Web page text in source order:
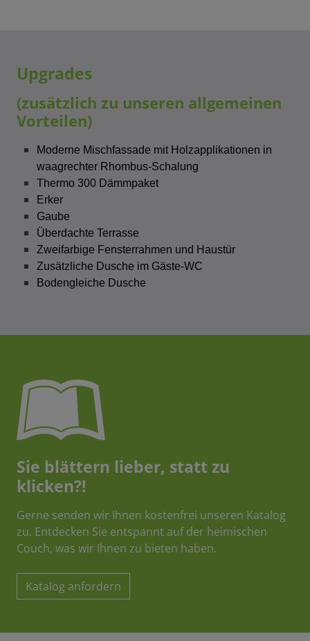
Upgrades
(zusätzlich zu unseren allgemeinen
Vorteilen)
Moderne Mischfassade mit Holzapplikationen in
waagrechter Rhombus-Schalung
Thermo 300 Dämmpaket
Erker
Gaube
Überdachte Terrasse
Zweifarbige Fensterrahmen und Haustür
Zusätzliche Dusche im Gäste-WC
Bodengleiche Dusche
Sie blättern lieber, statt zu
klicken?!
Gerne senden wir Ihnen kostenfrei unseren Katalog
zu. Entdecken Sie entspannt auf der heimischen
Couch, was wir Ihnen zu bieten haben.
Katalog anfordern